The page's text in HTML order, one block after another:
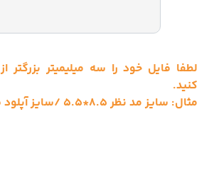
لطفا فایل خود را سه میلیمیتر بزرگتر
کنید.
مثال: سایز مد نظر 8.5*5.5 /سایز آپلود فایل 8.8*5.8